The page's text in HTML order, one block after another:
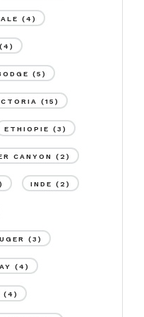
(4)
(4)
(5)
(15)
ETHIOPIE (3)
CANYON (2)
INDE (2)
(3)
(4)
(4)